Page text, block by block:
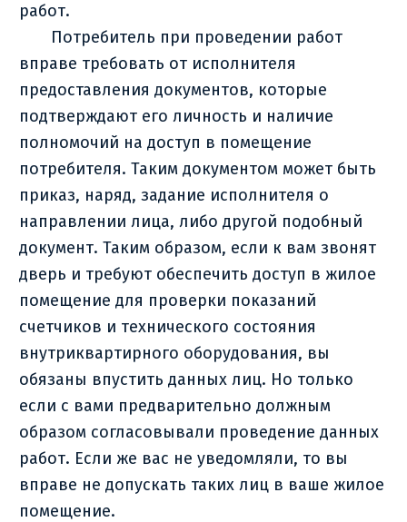
работ.
Потребитель при проведении работ
вправе требовать от исполнителя
предоставления документов, которые
подтверждают его личность и наличие
полномочий на доступ в помещение
потребителя. Таким документом может быть
приказ, наряд, задание исполнителя о
направлении лица, либо другой подобный
документ. Таким образом, если к вам звонят
дверь и требуют обеспечить доступ в жилое
помещение для проверки показаний
счетчиков и технического состояния
внутриквартирного оборудования, вы
обязаны впустить данных лиц. Но только
если с вами предварительно должным
образом согласовывали проведение данных
работ. Если же вас не уведомляли, то вы
вправе не допускать таких лиц в ваше жилое
помещение.